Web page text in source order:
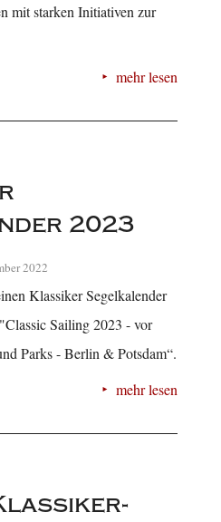
mit starken Initiativen zur
mehr lesen
2023
2022
Klassiker Segelkalender
Sailing 2023 - vor
Parks - Berlin & Potsdam“.
mehr lesen